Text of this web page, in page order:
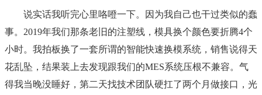
说实话我听完心里咯噔一下。因为我自己也干过类似的蠢
事。2019年我们那条老旧的注塑线，模具换个颜色要折腾4个
小时。我拍板换了一套所谓的智能快速换模系统，销售说得天
花乱坠，结果装上去发现跟我们的MES系统压根不兼容。气
得我当晚没睡好，第二天找技术团队硬扛了两个月做接口，光